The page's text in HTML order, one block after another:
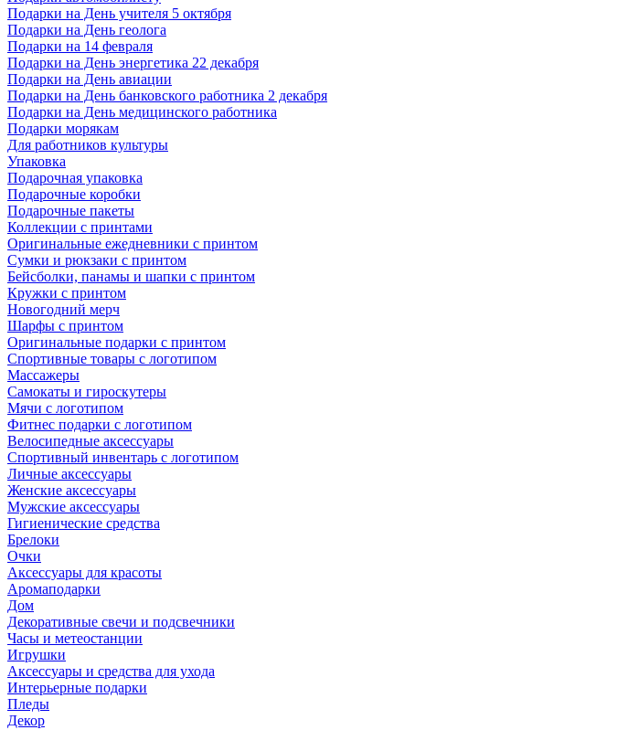
Подарки на День учителя 5 октября
Подарки на День геолога
Подарки на 14 февраля
Подарки на День энергетика 22 декабря
Подарки на День авиации
Подарки на День банковского работника 2 декабря
Подарки на День медицинского работника
Подарки морякам
Для работников культуры
Упаковка
Подарочная упаковка
Подарочные коробки
Подарочные пакеты
Коллекции с принтами
Оригинальные ежедневники с принтом
Сумки и рюкзаки с принтом
Бейсболки, панамы и шапки с принтом
Кружки с принтом
Новогодний мерч
Шарфы с принтом
Оригинальные подарки с принтом
Спортивные товары с логотипом
Массажеры
Самокаты и гироскутеры
Мячи с логотипом
Фитнес подарки с логотипом
Велосипедные аксессуары
Спортивный инвентарь с логотипом
Личные аксессуары
Женские аксессуары
Мужские аксессуары
Гигиенические средства
Брелоки
Очки
Аксессуары для красоты
Аромаподарки
Дом
Декоративные свечи и подсвечники
Часы и метеостанции
Игрушки
Аксессуары и средства для ухода
Интерьерные подарки
Пледы
Декор